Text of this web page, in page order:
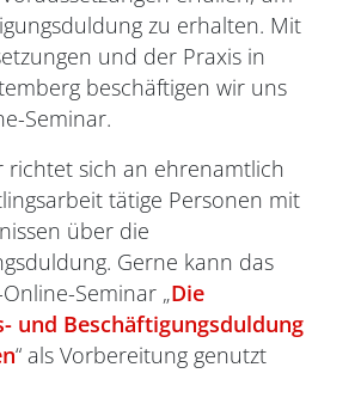
zu erhalten. Mit
und der Praxis in
beschäftigen wir uns
Seminar.
richtet sich an ehrenamtlich
tätige Personen mit
über die
Gerne kann das
Seminar „Die
und Beschäftigungsduldung
“ als Vorbereitung genutzt